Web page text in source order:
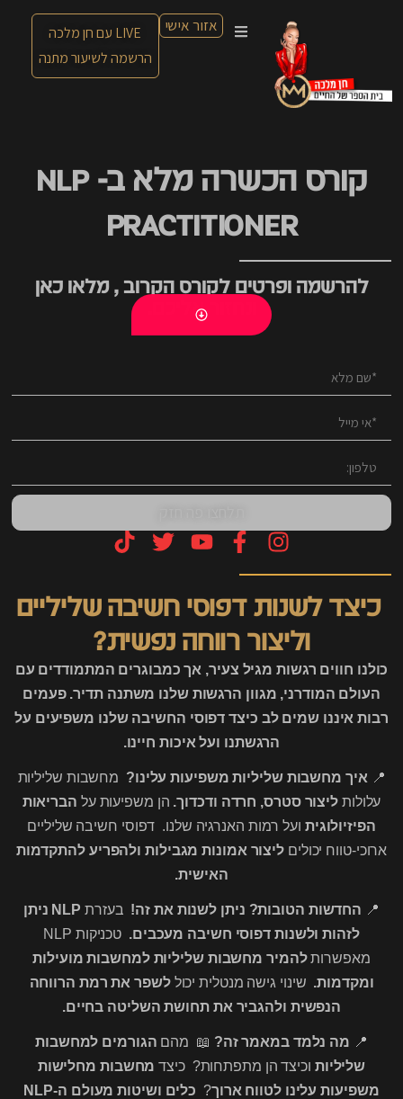
אזור אישי
LIVE עם חן מלכה
הרשמה לשיעור מתנה
קורס הכשרה מלא ב- NLP
PRACTITIONER
להרשמה ופרטים לקורס הקרוב , מלאו כאן
ונחזור אליכם.
כיצד לשנות דפוסי חשיבה שליליים
וליצור רווחה נפשית?
כולנו חווים רגשות מגיל צעיר, אך כמבוגרים המתמודדים עם
העולם המודרני, מגוון הרגשות שלנו משתנה תדיר. פעמים
רבות איננו שמים לב כיצד דפוסי החשיבה שלנו משפיעים על
הרגשתנו ועל איכות חיינו.
📍 איך מחשבות שליליות משפיעות עלינו? מחשבות שליליות
עלולות ליצור סטרס, חרדה ודכדוך. הן משפיעות על הבריאות
הפיזיולוגית ועל רמות האנרגיה שלנו. דפוסי חשיבה שליליים
ארוכי-טווח יכולים ליצור אמונות מגבילות ולהפריע להתקדמות
האישית.
📍 החדשות הטובות? ניתן לשנות את זה! בעזרת
NLP ניתן
לזהות ולשנות דפוסי חשיבה מעכבים.
טכניקות NLP
מאפשרותלהמיר מחשבות שליליות למחשבות מועילות
ומקדמות. שינוי גישה מנטלית יכוללשפר את רמת הרווחה
הנפשית ולהגביר את תחושת השליטה בחיים.
📍 מה נלמד במאמר זה? 📖 מהם הגורמים למחשבות
שליליות וכיצד הן מתפתחות? כיצד מחשבות מחלישות
משפיעות עלינו לטווח ארוך? כלים ושיטות מעולם ה-NLP